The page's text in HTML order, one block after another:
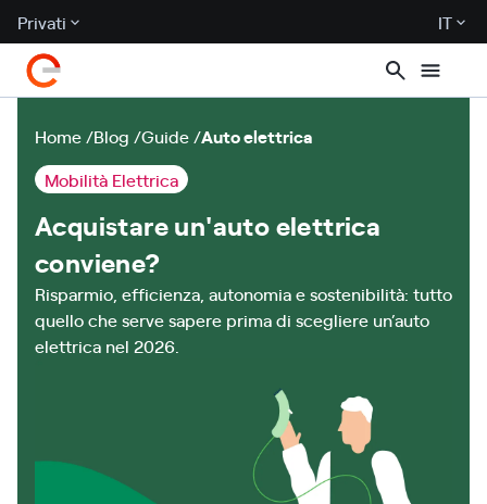
Privati IT
Home Blog Guide Auto elettrica
Mobilità Elettrica
Acquistare un'auto elettrica
conviene?
Risparmio, efficienza, autonomia e sostenibilità: tutto
quello che serve sapere prima di scegliere un’auto
elettrica nel 2026.